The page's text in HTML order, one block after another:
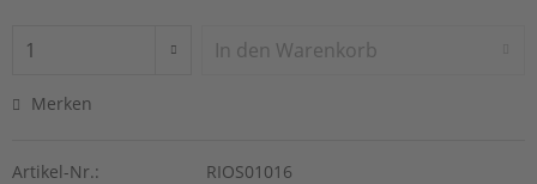
In den Warenkorb
Merken
Artikel-Nr.: RIOS01016